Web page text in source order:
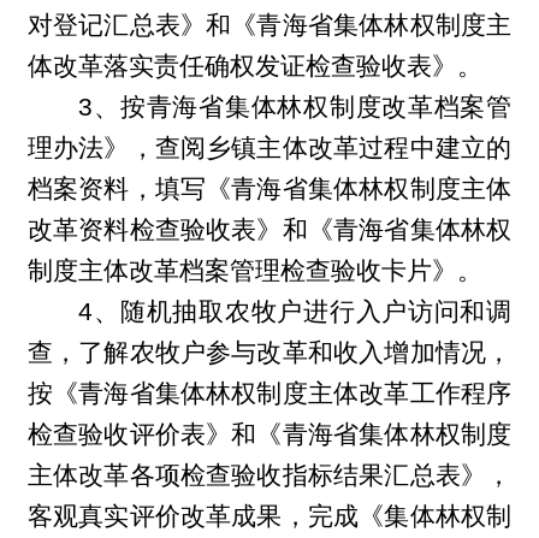
对登记汇总表》和《青海省集体林权制度主
体改革落实责任确权发证检查验收表》。
3、按青海省集体林权制度改革档案管
理办法》，查阅乡镇主体改革过程中建立的
档案资料，填写《青海省集体林权制度主体
改革资料检查验收表》和《青海省集体林权
制度主体改革档案管理检查验收卡片》。
4、随机抽取农牧户进行入户访问和调
查，了解农牧户参与改革和收入增加情况，
按《青海省集体林权制度主体改革工作程序
检查验收评价表》和《青海省集体林权制度
主体改革各项检查验收指标结果汇总表》，
客观真实评价改革成果，完成《集体林权制